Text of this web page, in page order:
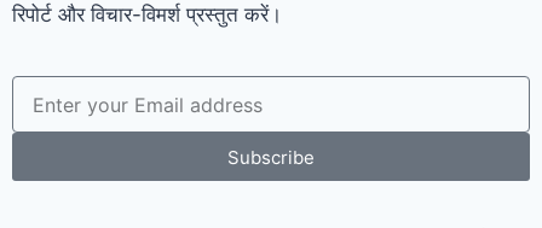
रिपोर्ट और विचार-विमर्श प्रस्तुत करें।
Subscribe